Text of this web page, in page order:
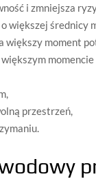
i zmniejsza
większej średnicy
większy moment
przestrzeń,